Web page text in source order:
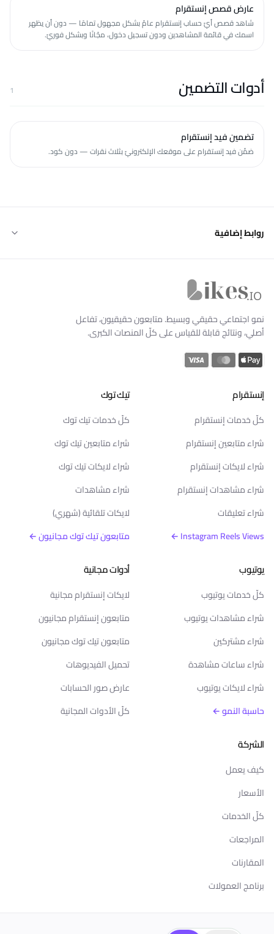
عارض قصص إنستقرام
شاهد قصص أيّ حساب إنستقرام عامّ بشكل مجهول تمامًا — دون أن يظهر
اسمك في قائمة المشاهدين ودون تسجيل دخول، مجّانًا وبشكل فوريّ.
أدوات التضمين 1
تضمين فيد إنستقرام
ضمِّن فيد إنستقرام على موقعك الإلكترونيّ بثلاث نقرات — دون كود.
روابط إضافية
نمو اجتماعي حقيقي وبسيط. متابعون حقيقيون، تفاعل
أصلي، ونتائج قابلة للقياس على كلّ المنصات الكبرى.
إنستقرام
كلّ خدمات إنستقرام
شراء متابعين إنستقرام
شراء لايكات إنستقرام
شراء مشاهدات إنستقرام
شراء تعليقات
Instagram Reels Views ←
تيك توك
كلّ خدمات تيك توك
شراء متابعين تيك توك
شراء لايكات تيك توك
شراء مشاهدات
لايكات تلقائية (شهري)
متابعون تيك توك مجانيون ←
يوتيوب
كلّ خدمات يوتيوب
شراء مشاهدات يوتيوب
شراء مشتركين
شراء ساعات مشاهدة
شراء لايكات يوتيوب
حاسبة النمو ←
أدوات مجانية
لايكات إنستقرام مجانية
متابعون إنستقرام مجانيون
متابعون تيك توك مجانيون
تحميل الفيديوهات
عارض صور الحسابات
كلّ الأدوات المجانية
الشركة
كيف يعمل
الأسعار
كلّ الخدمات
المراجعات
المقارنات
برنامج العمولات